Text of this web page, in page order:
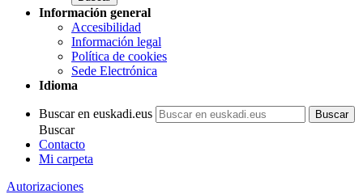
Información general
Accesibilidad
Información legal
Política de cookies
Sede Electrónica
Idioma
Buscar en euskadi.eus
Buscar
Contacto
Mi carpeta
Autorizaciones